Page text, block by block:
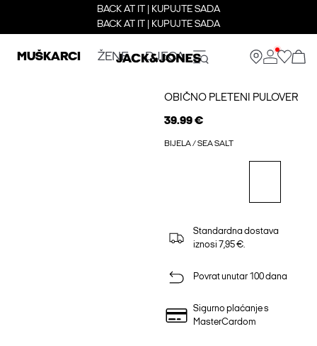
BACK AT IT | KUPUJTE SADA
BACK AT IT | KUPUJTE SADA
MUŠKARCI ŽENE DJECA
OBIČNO PLETENI PULOVER
39.99 €
BIJELA / SEA SALT
Standardna dostava
iznosi 7,95 €.
Povrat unutar 100 dana
Sigurno plaćanje s
MasterCardom